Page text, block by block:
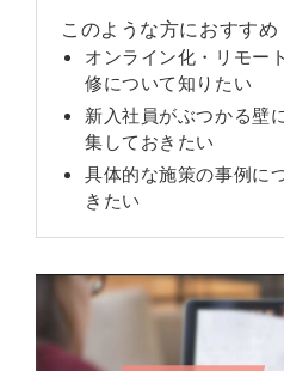
このような方におすすめ
オンライン化・リモー
修について知りたい
新入社員がぶつかる壁
集しておきたい
具体的な施策の事例に
きたい